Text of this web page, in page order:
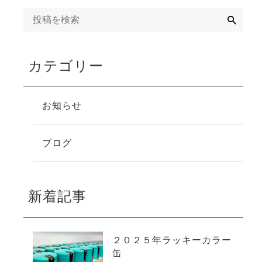
カテゴリー
お知らせ
ブログ
新着記事
２０２５年ラッキーカラー
缶